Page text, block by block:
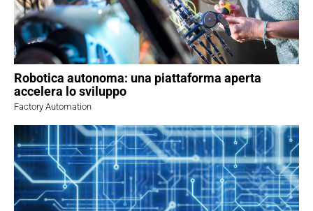
Robotica autonoma: una piattaforma aperta
accelera lo sviluppo
Factory Automation